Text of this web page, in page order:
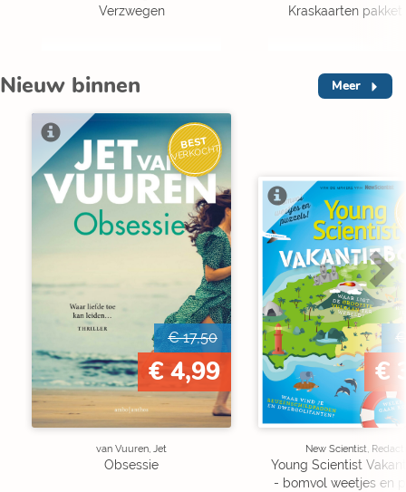
Verzwegen Kraskaarten pakket
Nieuw binnen Meer
BEST
VERKOCHT
€ 17,50
€ 4,99
van Vuuren, Jet
Obsessie
€
New Scientist,
Young Scientist
- bomvol weetjes en